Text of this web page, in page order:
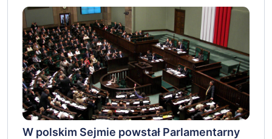
W polskim Sejmie powstał Parlamentarny